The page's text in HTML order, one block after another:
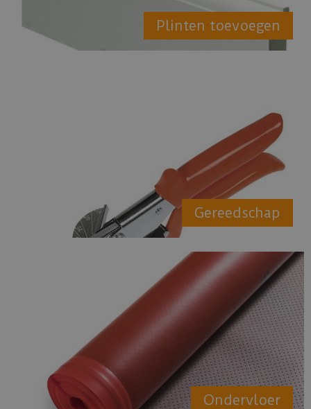
Plinten toevoegen
Gereedschap
Ondervloer